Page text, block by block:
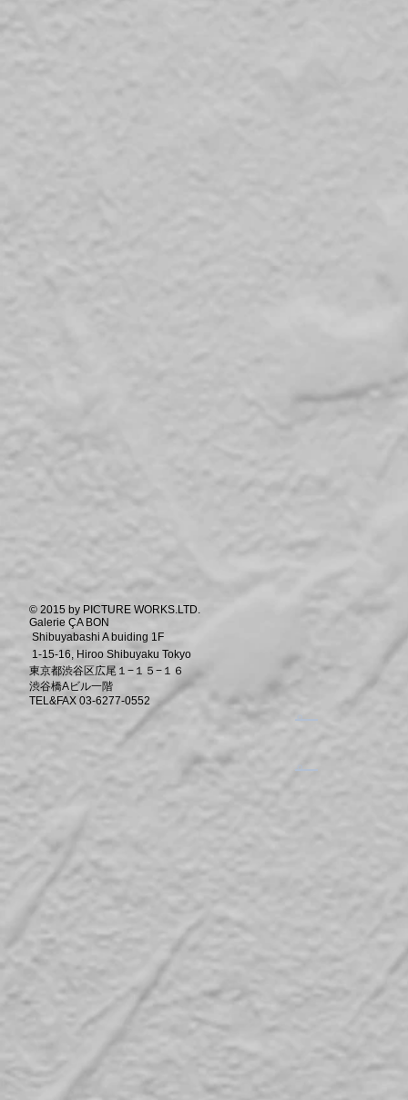
© 2015 by PICTURE WORKS.LTD.
Galerie ÇA BON
Shibuyabashi A buiding 1F
1-15-16, Hiroo Shibuyaku Tokyo
東京都渋谷区広尾１−１５−１６
渋谷橋Aビル一階
TEL&FAX 03-6277-0552
​。